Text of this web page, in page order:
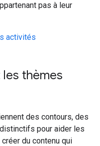
pas à leur
activités
thèmes
des contours, des
pour aider les
du contenu qui